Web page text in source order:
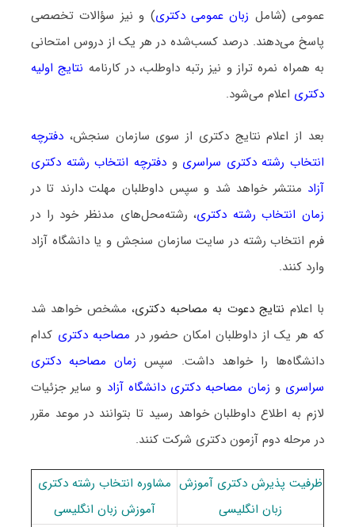
عمومی (شامل زبان عمومی دکتری) و نیز سؤالات تخصصی
پاسخ می‌دهند. درصد کسب‌شده در هر یک از دروس امتحانی
به همراه نمره تراز و نیز رتبه داوطلب، در کارنامه نتایج اولیه
دکتری اعلام می‌شود.
بعد از اعلام نتایج دکتری از سوی سازمان سنجش،دفترچه
انتخاب رشته دکتری سراسری ودفترچه انتخاب رشته دکتری
آزاد منتشر خواهد شد و سپس داوطلبان مهلت دارند تا در
زمان انتخاب رشته دکتری، رشته‌محل‌های مدنظر خود را در
فرم انتخاب رشته در سایت سازمان سنجش و یا دانشگاه آزاد
وارد کنند.
با اعلام نتایج دعوت به مصاحبه دکتری، مشخص خواهد شد
که هر یک از داوطلبان امکان حضور در مصاحبه دکتری کدام
دانشگاه‌ها را خواهد داشت. سپس زمان مصاحبه دکتری
سراسری و زمان مصاحبه دکتری دانشگاه آزاد و سایر جزئیات
لازم به اطلاع داوطلبان خواهد رسید تا بتوانند در موعد مقرر
در مرحله دوم آزمون دکتری شرکت کنند.
ظرفیت پذیرش دکتری آﻣﻮزش
زﺑﺎن انگلیسی
مشاوره انتخاب رشته دکتری
آﻣﻮزش زﺑﺎن انگلیسی